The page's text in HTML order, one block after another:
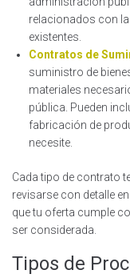
relacionados con
existentes.
Contratos de
suministro de
materiales
pública. Pueden
fabricación de
necesite.
Cada tipo de contrato
revisarse con detalle
que tu oferta cumple
ser considerada.
Tipos de